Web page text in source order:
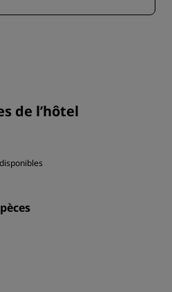
de l’hôtel